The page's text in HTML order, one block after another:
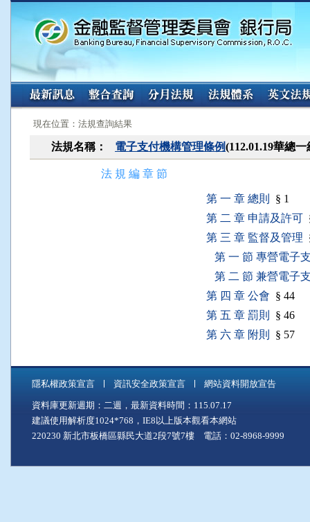
:::
現在位置：法規查詢結果
法規名稱： 電子支付機構管理條例(112.01.19華總
法 規 編 章 節
第 一 章 總則
§ 1
第 二 章 申請及許可
第 三 章 監督及管理
第 一 節 專營電子
第 二 節 兼營電子
第 四 章 公會 § 44
第 五 章 罰則
§ 46
第 六 章 附則
§ 57
隱私權政策宣言 資訊安全政策宣言 網站資料開放宣告
資料庫更新週期：二週，最新資料時間：115.07.17
建議使用解析度1024*768，IE8以上版本觀看本網站
220230 新北市板橋區縣民大道2段7號7樓 電話：02-8968-9999